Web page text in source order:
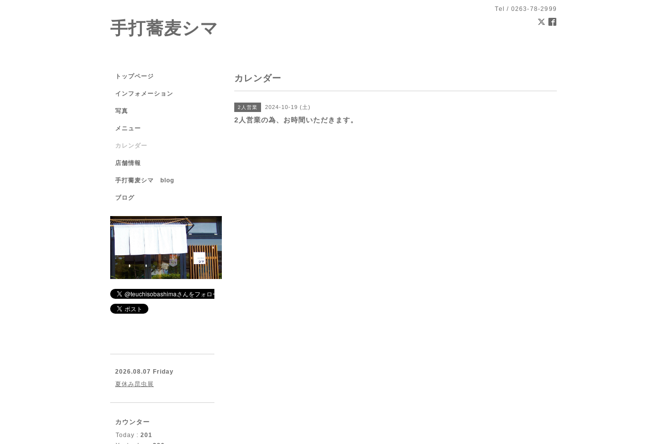
Tel / 0263-78-2999
手打蕎麦シマ
カレンダー
2人営業 2024-10-19 (土)
2人営業の為、お時間いただきます。
トップページ
インフォメーション
写真
メニュー
カレンダー
店舗情報
手打蕎麦シマ blog
ブログ
2026.08.07 Friday
夏休み昆虫展
カウンター
Today : 201